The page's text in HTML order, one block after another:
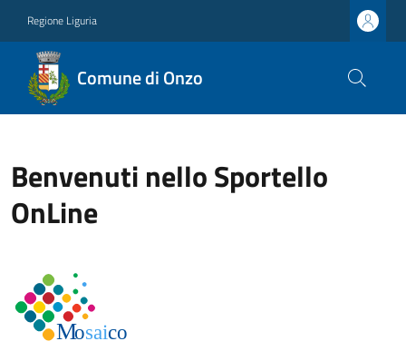
Regione Liguria
Comune di Onzo
Benvenuti nello Sportello
OnLine